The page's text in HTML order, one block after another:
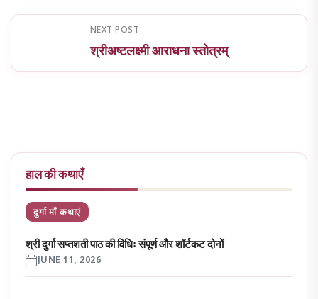
NEXT POST
श्रीअष्टलक्ष्मी आराधना स्तोत्रम्
हाल की कथाएँ
दुर्गा माँ कथाएं
श्री दुर्गा सप्तशती पाठ की विधिः संपूर्ण और शॉर्टकट दोनों
JUNE 11, 2026